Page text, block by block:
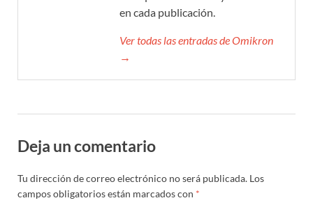
en cada publicación.
Ver todas las entradas de Omikron
→
Deja un comentario
Tu dirección de correo electrónico no será publicada. Los
campos obligatorios están marcados con *